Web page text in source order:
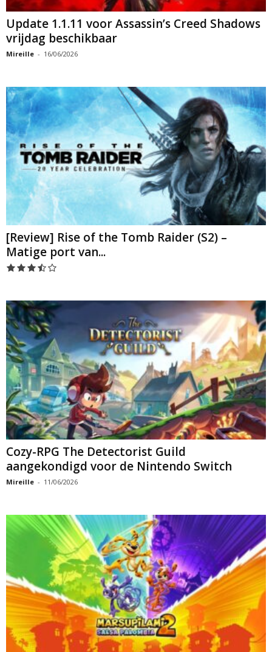
Update 1.1.11 voor Assassin’s Creed Shadows
vrijdag beschikbaar
Mireille - 16/06/2026
[Review] Rise of the Tomb Raider (S2) –
Matige port van...
Cozy-RPG The Detectorist Guild
aangekondigd voor de Nintendo Switch
Mireille - 11/06/2026